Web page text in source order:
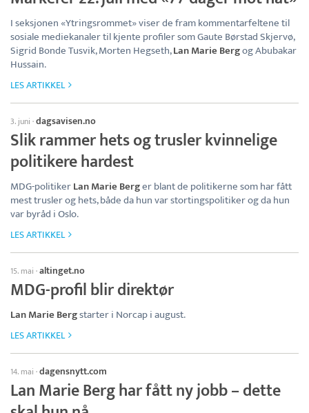
I seksjonen «Ytringsrommet» viser de fram kommentarfeltene til
sosiale mediekanaler til kjente profiler som Gaute Børstad Skjervø,
Sigrid Bonde Tusvik, Morten Hegseth,Lan Marie Bergog Abubakar
Hussain.
LES ARTIKKEL
3. juni ·dagsavisen.no
Slik rammer hets og trusler kvinnelige
politikere hardest
MDG-politikerLan Marie Berger blant de politikerne som har fått
mest trusler og hets, både da hun var stortingspolitiker og da hun
var byråd i Oslo.
LES ARTIKKEL
15. mai ·altinget.no
MDG-profil blir direktør
Lan Marie Bergstarter i Norcap i august.
LES ARTIKKEL
14. mai ·dagensnytt.com
Lan Marie Berg har fått ny jobb – dette